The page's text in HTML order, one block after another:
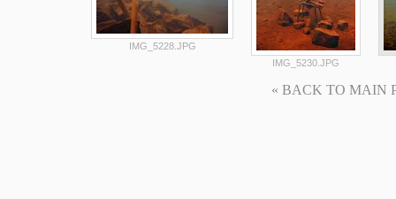
IMG_5228.JPG
IMG_5230.JPG
« BACK TO MAIN